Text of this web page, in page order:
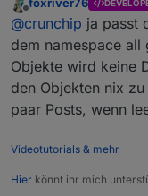
auftaucht
was soll
doch
@crunchip ja passt
dem namespace
Objekte wird keine
den Objekten nix
paar Posts, wenn
Videotutorials & mehr
Hier könnt ihr mich